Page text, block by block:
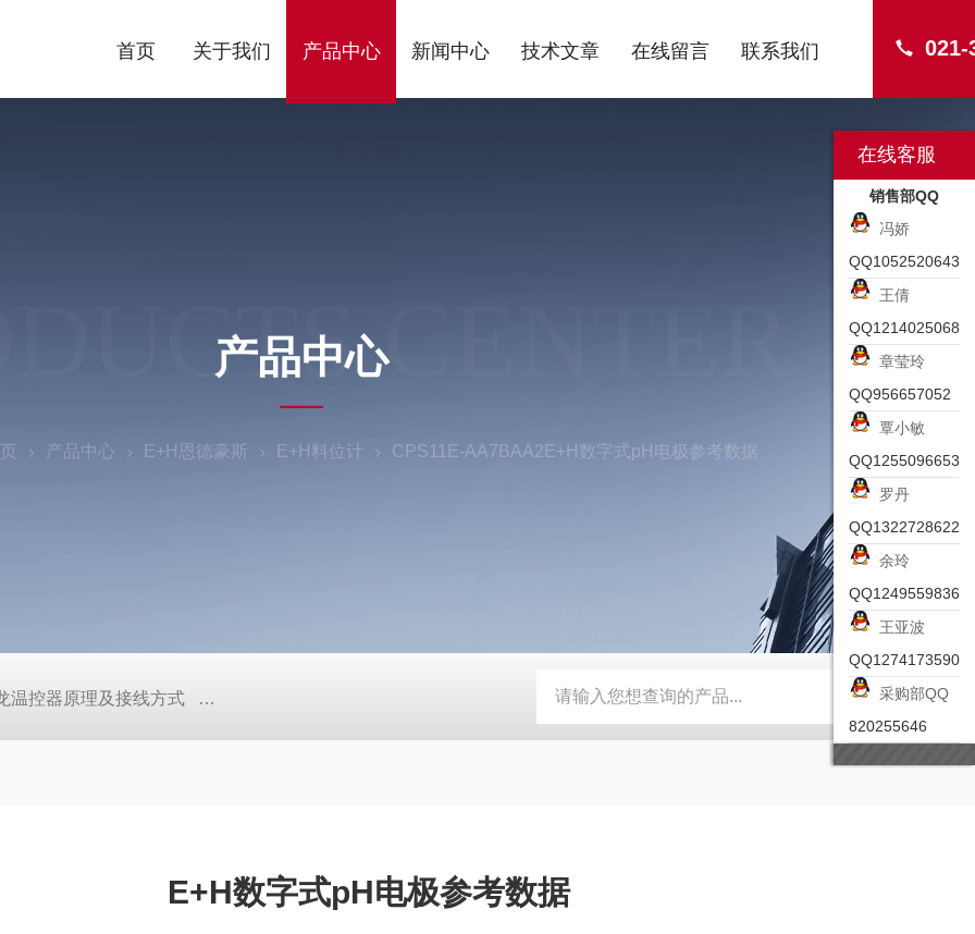
021-
首页 关于我们 产品中心 新闻中心 技术文章 在线留言 联系我们
CENTER
产品中心
产品中心 E+H恩德豪斯 E+H料位计 CPS11E-AA7BAA2E+H数字式pH电极参考数据
温控器原理及接线方式 日本SMC真空压力开关的中文资料ZK2-ZSEA-A *皮尔兹PILZ安全激光扫描仪 RZMO-TER-
E+H数字式pH电极参考数据
在线客服
销售部QQ
冯娇
QQ1052520643
王倩
QQ1214025068
章莹玲
QQ956657052
覃小敏
QQ1255096653
罗丹
QQ1322728622
余玲
QQ1249559836
王亚波
QQ1274173590
采购部QQ
820255646